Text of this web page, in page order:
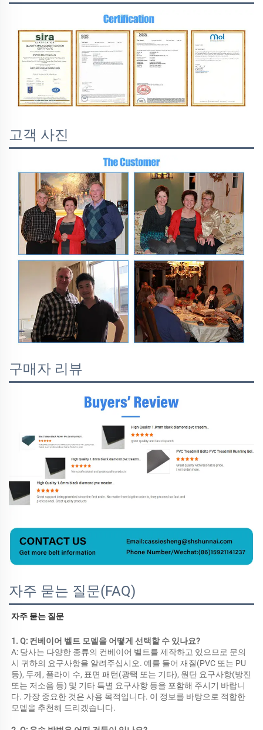
고객 사진
구매자 리뷰
자주 묻는 질문(FAQ)
자주 묻는 질문
1. Q: 컨베이어 벨트 모델을 어떻게 선택할 수 있나요?
A: 당사는 다양한 종류의 컨베이어 벨트를 제작하고 있으므로 문의
시 귀하의 요구사항을 알려주십시오. 예를 들어 재질(PVC 또는 PU
등), 두께, 플라이 수, 표면 패턴(광택 또는 기타), 원단 요구사항(방진
또는 저소음 등) 및 기타 특별 요구사항 등을 포함해 주시기 바랍니
다. 가장 중요한 것은 사용 목적입니다. 이 정보를 바탕으로 적합한
모델을 추천해 드리겠습니다.